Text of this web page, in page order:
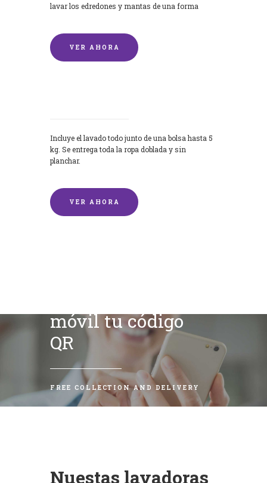
lavar los edredones y mantas de una forma
VER AHORA
Incluye el lavado todo junto de una bolsa hasta 5
kg. Se entrega toda la ropa doblada y sin
planchar.
VER AHORA
móvil tu código
QR
FREE COLLECTION AND DELIVERY
Nuestas lavadoras